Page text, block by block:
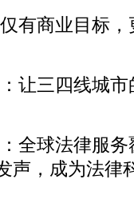
有商业目标
让三四线城
全球法律服务
声，成为法律